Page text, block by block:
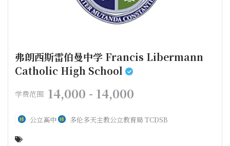
弗朗西斯雷伯曼中学 Francis Libermann
Catholic High School
学费范围 14,000 - 14,000
公立高中 多伦多天主教公立教育局 TCDSB